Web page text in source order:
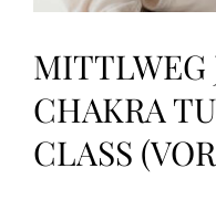
MITTLWEG
CHAKRA
CLASS